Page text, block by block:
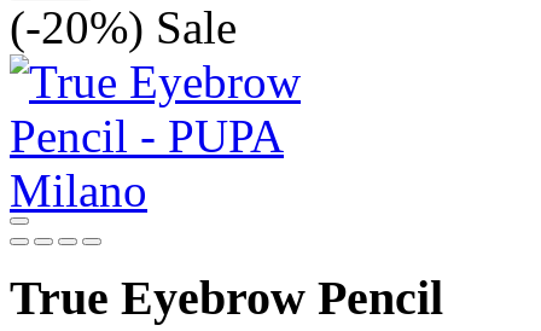
(-20%) Sale
True Eyebrow Pencil